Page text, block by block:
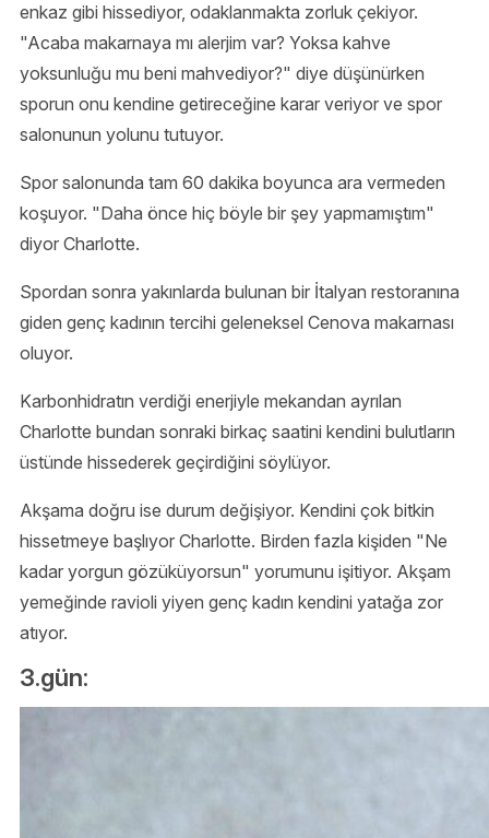
enkaz gibi hissediyor, odaklanmakta zorluk çekiyor.
"Acaba makarnaya mı alerjim var? Yoksa kahve
yoksunluğu mu beni mahvediyor?" diye düşünürken
sporun onu kendine getireceğine karar veriyor ve spor
salonunun yolunu tutuyor.
Spor salonunda tam 60 dakika boyunca ara vermeden
koşuyor. "Daha önce hiç böyle bir şey yapmamıştım"
diyor Charlotte.
Spordan sonra yakınlarda bulunan bir İtalyan restoranına
giden genç kadının tercihi geleneksel Cenova makarnası
oluyor.
Karbonhidratın verdiği enerjiyle mekandan ayrılan
Charlotte bundan sonraki birkaç saatini kendini bulutların
üstünde hissederek geçirdiğini söylüyor.
Akşama doğru ise durum değişiyor. Kendini çok bitkin
hissetmeye başlıyor Charlotte. Birden fazla kişiden "Ne
kadar yorgun gözüküyorsun" yorumunu işitiyor. Akşam
yemeğinde ravioli yiyen genç kadın kendini yatağa zor
atıyor.
3.gün: